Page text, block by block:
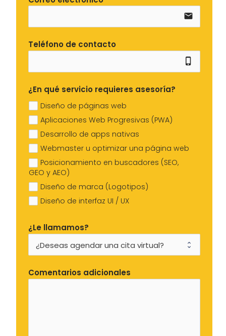
email
Teléfono de contacto
phone_iphone
¿En qué servicio requieres asesoría?
Diseño de páginas web
Aplicaciones Web Progresivas (PWA)
Desarrollo de apps nativas
Webmaster u optimizar una página web
Posicionamiento en buscadores (SEO,
GEO y AEO)
Diseño de marca (Logotipos)
Diseño de interfaz UI / UX
¿Le llamamos?
Comentarios adicionales